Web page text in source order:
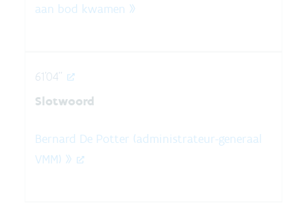
aan bod kwamen »
61'04''
Slotwoord
Bernard De Potter (administrateur-generaal
VMM) »